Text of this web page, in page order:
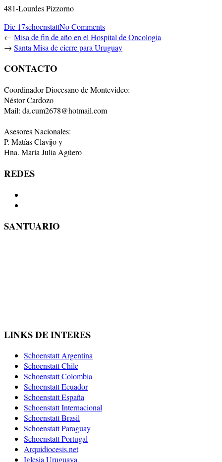
481-Lourdes Pizzorno
Dic 17schoenstattNo Comments
← Misa de fin de año en el Hospital de Oncologia
→ Santa Misa de cierre para Uruguay
CONTACTO
Coordinador Diocesano de Montevideo:
Néstor Cardozo
Mail: da.cum2678@hotmail.com
Asesores Nacionales:
P. Matías Clavijo y
Hna. María Julia Agüero
REDES
SANTUARIO
LINKS DE INTERES
Schoenstatt Argentina
Schoenstatt Chile
Schoenstatt Colombia
Schoenstatt Ecuador
Schoenstatt España
Schoenstatt Internacional
Schoenstatt Brasil
Schoenstatt Paraguay
Schoenstatt Portugal
Arquidiocesis.net
Iglesia Uruguaya